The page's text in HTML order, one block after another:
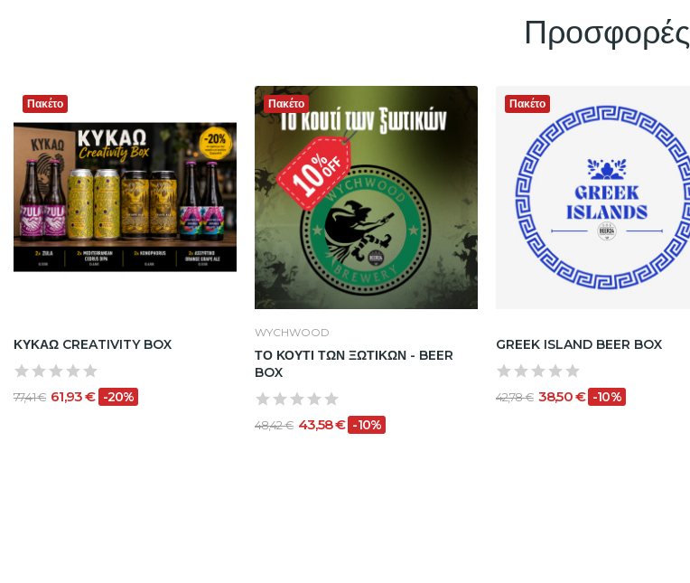
Προσφορές
Πακέτο
ΚΥΚΑΩ CREATIVITY BOX
77,41 € 61,93 € -20%
Πακέτο
WYCHWOOD
ΤΟ ΚΟΥΤΙ ΤΩΝ ΞΩΤΙΚΩΝ - BEER
BOX
48,42 € 43,58 € -10%
Πακέτο
GREEK ISLAND BEER BOX
42,78 € 38,50 € -10%